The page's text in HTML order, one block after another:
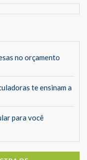
no orçamento
te ensinam a
para você